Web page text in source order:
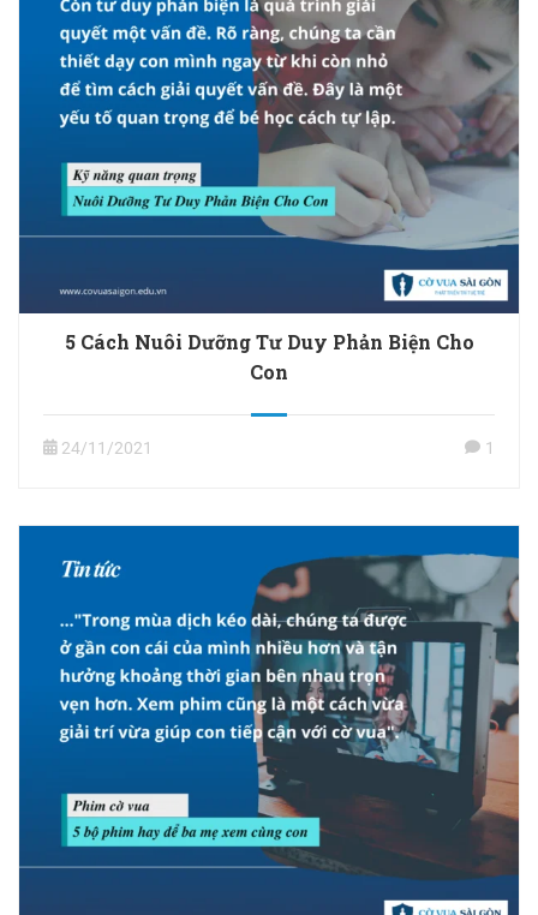
5 Cách Nuôi Dưỡng Tư Duy Phản Biện Cho
Con
24/11/2021 1